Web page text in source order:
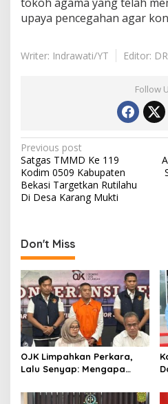
upaya pencegahan agar
Writer: Indrawati/YT Editor: DR
Follow
Post
navigation
Previous post
Satgas TMMD Ke 119
Kodim 0509 Kabupaten
Bekasi Targetkan Rutilahu
Di Desa Karang Mukti
Don't Miss
OJK Limpahkan Perkara,
Lalu Senyap: Mengapa
Investree Nyaris Hilang